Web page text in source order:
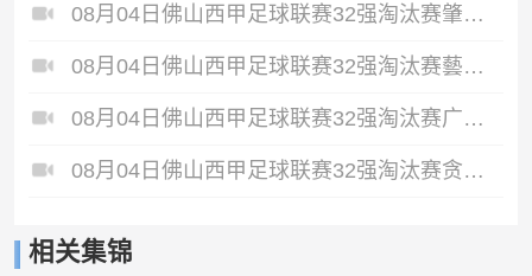
08月04日佛山西甲足球联赛32强淘汰赛肇庆恒骏成VS三七互娱全场录像
08月04日佛山西甲足球联赛32强淘汰赛藝品高國際VS湛江狂狼·粵辉能源全场录像
08月04日佛山西甲足球联赛32强淘汰赛广东西南建设VS香港圣徒全场录像
08月04日佛山西甲足球联赛32强淘汰赛贪玩游戏VS美的薪火全场录像
相关集锦